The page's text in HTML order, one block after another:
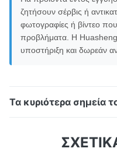
ζητήσουν σέρβις ή
φωτογραφίες ή βίντεο που
προβλήματα. Η Huasheng
υποστήριξη και δωρεάν
Τα κυριότερα σημεία
Σύστημα ψύξης